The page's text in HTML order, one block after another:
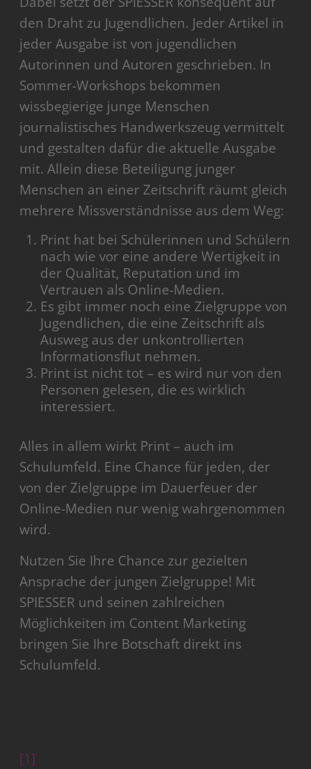
den Draht zu Jugendlichen. Jeder Artikel in
jeder Ausgabe ist von jugendlichen
Autorinnen und Autoren geschrieben. In
Sommer-Workshops bekommen
wissbegierige junge Menschen
journalistisches Handwerkszeug vermittelt
und gestalten dafür die aktuelle Ausgabe
mit. Allein diese Beteiligung junger
Menschen an einer Zeitschrift räumt gleich
mehrere Missverständnisse aus dem Weg:
Print hat bei Schülerinnen und Schülern
nach wie vor eine andere Wertigkeit in
der Qualität, Reputation und im
Vertrauen als Online-Medien.
Es gibt immer noch eine Zielgruppe von
Jugendlichen, die eine Zeitschrift als
Ausweg aus der unkontrollierten
Informationsflut nehmen.
Print ist nicht tot – es wird nur von den
Personen gelesen, die es wirklich
interessiert.
Alles in allem wirkt Print – auch im
Schulumfeld. Eine Chance für jeden, der
von der Zielgruppe im Dauerfeuer der
Online-Medien nur wenig wahrgenommen
wird.
Nutzen Sie Ihre Chance zur gezielten
Ansprache der jungen Zielgruppe! Mit
SPIESSER und seinen zahlreichen
Möglichkeiten im Content Marketing
bringen Sie Ihre Botschaft direkt ins
Schulumfeld.
[1]